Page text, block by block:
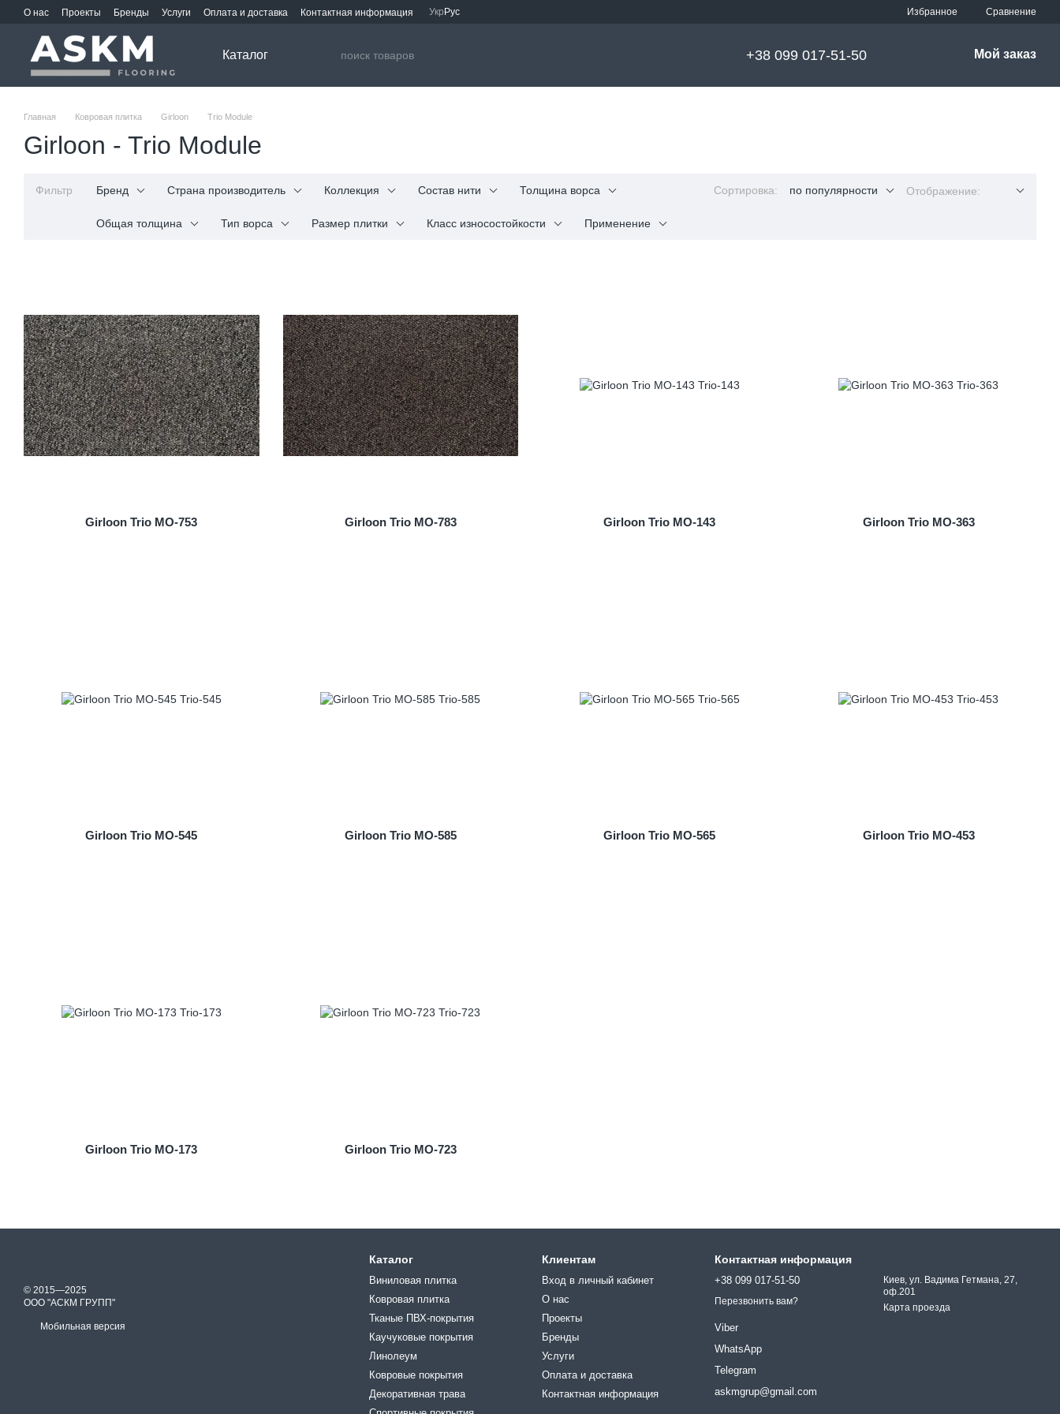
Перейти к основному контенту
О нас Проекты Бренды Услуги Оплата и доставка Контактная информация Укр Рус Избранное Сравнение
Каталог +38 099 017-51-50 Мой заказ
Главная Ковровая плитка Girloon Trio Module
Girloon - Trio Module
Фильтр Бренд Страна производитель Коллекция Состав нити Толщина ворса
Общая толщина Тип ворса Размер плитки Класс износостойкости Применение
Сортировка: по популярности Отображение:
Girloon Trio MO-753 Girloon Trio MO-783 Girloon Trio MO-143 Girloon Trio MO-363
Girloon Trio MO-545 Girloon Trio MO-585 Girloon Trio MO-565 Girloon Trio MO-453
Girloon Trio MO-173 Girloon Trio MO-723
© 2015—2025
ООО "АСКМ ГРУПП"
Мобильная версия
Каталог
Виниловая плитка
Ковровая плитка
Тканые ПВХ-покрытия
Каучуковые покрытия
Линолеум
Ковровые покрытия
Декоративная трава
Клиентам
Вход в личный кабинет
О нас
Проекты
Бренды
Услуги
Оплата и доставка
Контактная информация
Контактная информация
+38 099 017-51-50
Перезвонить вам?
Viber
WhatsApp
Telegram
askmgrup@gmail.com
Киев, ул. Вадима Гетмана, 27,
оф.201
Карта проезда